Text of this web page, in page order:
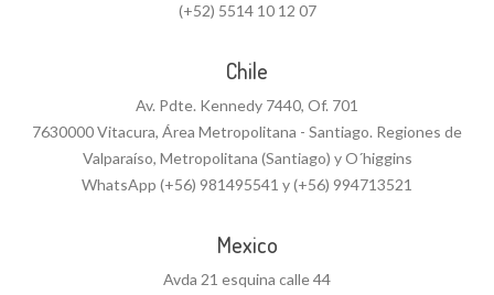
(+52) 5514 10 12 07
Chile
Av. Pdte. Kennedy 7440, Of. 701
7630000 Vitacura, Área Metropolitana - Santiago. Regiones de
Valparaíso, Metropolitana (Santiago) y O´higgins
WhatsApp (+56) 981495541 y (+56) 994713521
Mexico
Avda 21 esquina calle 44